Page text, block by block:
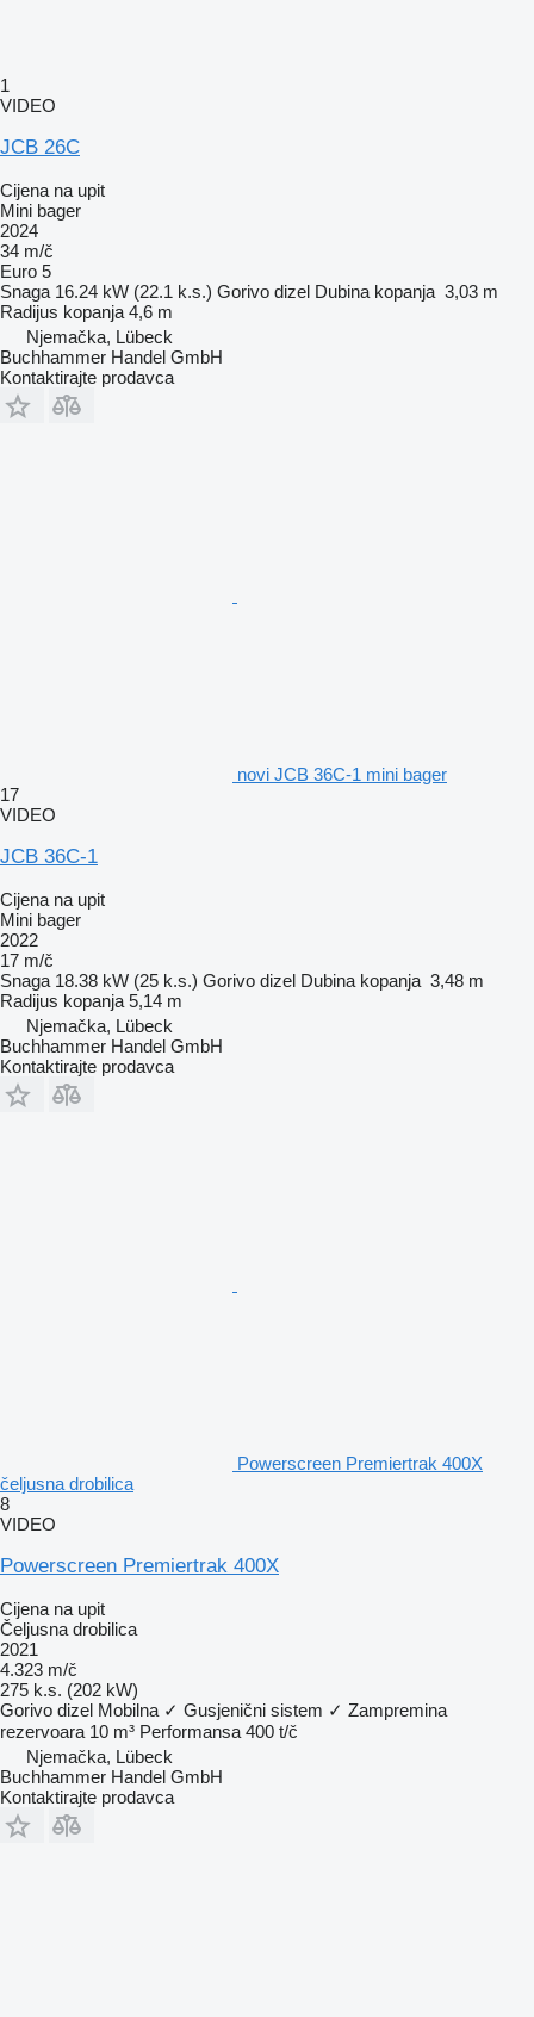
1
VIDEO
JCB 26C
Cijena na upit
Mini bager
2024
34 m/č
Euro 5
Snaga 16.24 kW (22.1 k.s.) Gorivo dizel Dubina kopanja 3,03 m
Radijus kopanja 4,6 m
Njemačka, Lübeck
Buchhammer Handel GmbH
Kontaktirajte prodavca
novi JCB 36C-1 mini bager
17
VIDEO
JCB 36C-1
Cijena na upit
Mini bager
2022
17 m/č
Snaga 18.38 kW (25 k.s.) Gorivo dizel Dubina kopanja 3,48 m
Radijus kopanja 5,14 m
Njemačka, Lübeck
Buchhammer Handel GmbH
Kontaktirajte prodavca
Powerscreen Premiertrak 400X
čeljusna drobilica
8
VIDEO
Powerscreen Premiertrak 400X
Cijena na upit
Čeljusna drobilica
2021
4.323 m/č
275 k.s. (202 kW)
Gorivo dizel Mobilna ✓ Gusjenični sistem ✓ Zampremina
rezervoara 10 m³ Performansa 400 t/č
Njemačka, Lübeck
Buchhammer Handel GmbH
Kontaktirajte prodavca